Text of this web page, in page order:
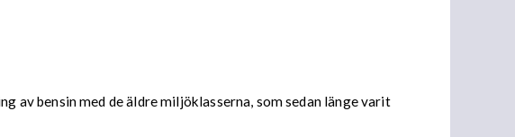
bensin med de äldre miljöklasserna, som sedan länge varit